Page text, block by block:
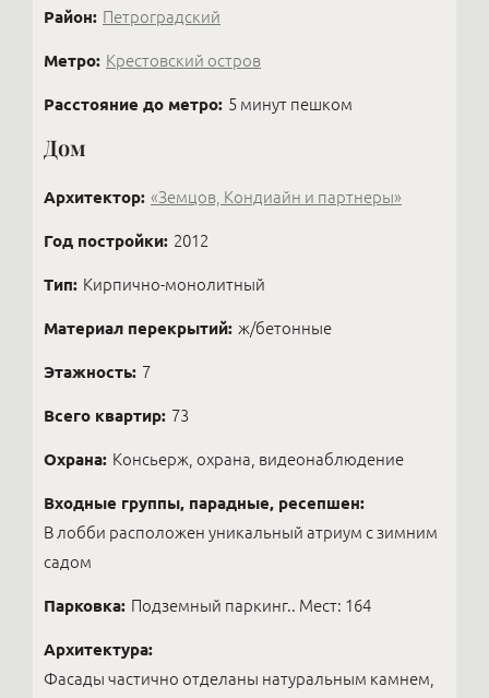
Район: Петроградский
Метро: Крестовский остров
Расстояние до метро: 5 минут пешком
Дом
Архитектор: «Земцов, Кондиайн и партнеры»
Год постройки: 2012
Тип: Кирпично-монолитный
Материал перекрытий: ж/бетонные
Этажность: 7
Всего квартир: 73
Охрана: Консьерж, охрана, видеонаблюдение
Входные группы, парадные, ресепшен:
В лобби расположен уникальный атриум с зимним
садом
Парковка: Подземный паркинг.. Мест: 164
Архитектура:
Фасады частично отделаны натуральным камнем,